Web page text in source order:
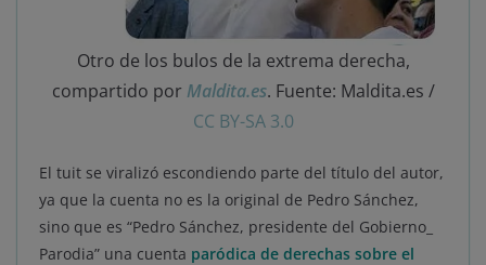
Otro de los bulos de la extrema derecha,
compartido por Maldita.es. Fuente: Maldita.es /
CC BY-SA 3.0
El tuit se viralizó escondiendo parte del título del autor,
ya que la cuenta no es la original de Pedro Sánchez,
sino que es “Pedro Sánchez, presidente del Gobierno_
Parodia” una cuenta paródica de derechas sobre el